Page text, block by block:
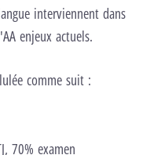
interviennent dans
enjeux actuels.
comme suit :
70% examen